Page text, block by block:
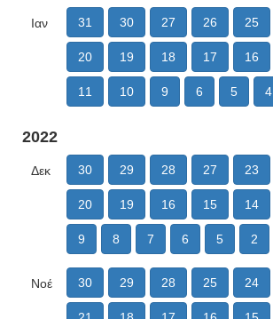
Ιαν 31 30 27 26 25
20 19 18 17 16
11 10 9 6 5 4
2022
Δεκ 30 29 28 27 23
20 19 16 15 14
9 8 7 6 5 2
Νοέ 30 29 28 25 24